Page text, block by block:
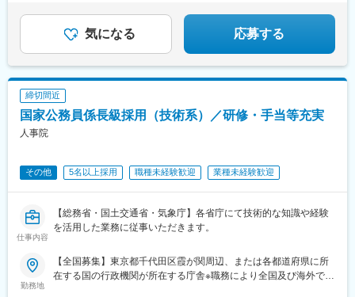
のICTを活用しながら働ける環境です。
気になる 応募する
締切間近
国家公務員係長級採用（技術系）／研修・手当等充実
人事院
その他 5名以上採用 職種未経験歓迎 業種未経験歓迎
仕事内容
【総務省・国土交通省・気象庁】各省庁にて技術的な知識や経験
を活用した業務に従事いただきます。
勤務地
【全国募集】東京都千代田区霞が関周辺、または各都道府県に所
在する国の行政機関が所在する庁舎※職務により全国及び海外での